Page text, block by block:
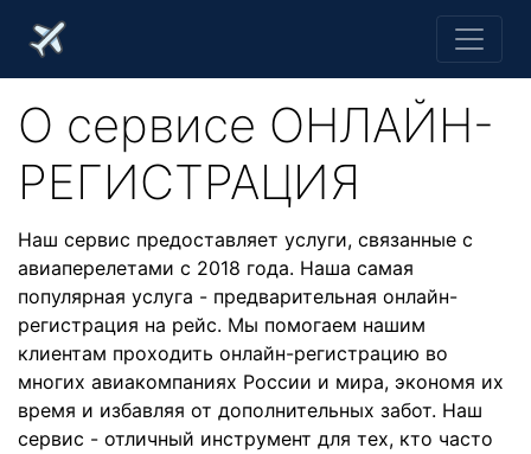
О cервисе ОНЛАЙН-
РЕГИСТРАЦИЯ
Наш сервис предоставляет услуги, связанные с
авиаперелетами с 2018 года. Наша самая
популярная услуга - предварительная онлайн-
регистрация на рейс. Мы помогаем нашим
клиентам проходить онлайн-регистрацию во
многих авиакомпаниях России и мира, экономя их
время и избавляя от дополнительных забот. Наш
сервис - отличный инструмент для тех, кто часто